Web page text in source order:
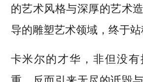
的艺术风格与深厚的艺术
导的雕塑艺术领域，终于站
卡米尔的才华，非但没